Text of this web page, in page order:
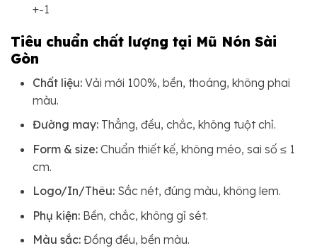
+-1
Tiêu chuẩn chất lượng tại Mũ Nón Sài
Gòn
Chất liệu:Vải mới 100%, bền, thoáng, không phai
màu.
Đường may:Thẳng, đều, chắc, không tuột chỉ.
Form & size:Chuẩn thiết kế, không méo, sai số ≤ 1
cm.
Logo/In/Thêu:Sắc nét, đúng màu, không lem.
Phụ kiện:Bền, chắc, không gỉ sét.
Màu sắc:Đồng đều, bền màu.